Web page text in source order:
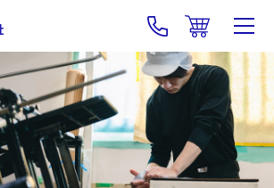
大森の強み･技術
製品紹介